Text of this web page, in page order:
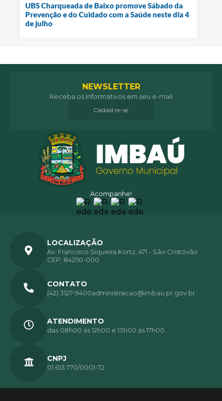
UBS Charqueada de Baixo promove Sábado da
Prevenção e do Cuidado com a Saúde neste dia 4
de julho
Acompanhe!
NEWSLETTER
Receba os informativos em seu e-mail
Cadastre-se
LOCALIZAÇÃO
Av. Francisco Siqueira Kortz, 471 - São Cristóvão
CEP: 84250-000
CONTATO
(42) 3127-9400administracao@imbau.pr.gov.br
ATENDIMENTO
das 08h00 ás 12h00 e 13h00 ás 17h00.
CNPJ
01.613.770/0001-72